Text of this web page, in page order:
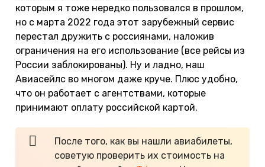
которым я тоже нередко пользовался в прошлом,
но с марта 2022 года этот зарубежный сервис
перестал дружить с россиянами, наложив
ограничения на его использование (все рейсы из
России заблокированы). Ну и ладно, наш
Авиасейлс во многом даже круче. Плюс удобно,
что он работает с агентствами, которые
принимают оплату российской картой.
После того, как вы нашли авиабилеты,
советую проверить их стоимость на